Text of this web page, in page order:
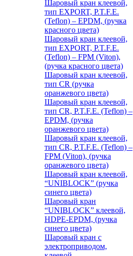
Шаровый кран клеевой,
тип EXPORT, P.T.F.E.
(Teflon) – EPDM, (ручка
красного цвета)
Шаровый кран клеевой,
тип EXPORT, P.T.F.E.
(Teflon) – FPM (Viton),
(ручка красного цвета)
Шаровый кран клеевой,
тип CR (ручка
оранжевого цвета)
Шаровый кран клеевой,
тип CR, P.T.F.E. (Teflon) –
EPDM, (ручка
оранжевого цвета)
Шаровый кран клеевой,
тип CR, P.T.F.E. (Teflon) –
FPM (Viton), (ручка
оранжевого цвета)
Шаровый кран клеевой,
“UNIBLOCK” (ручка
синего цвета)
Шаровый кран
“UNIBLOCK” клеевой,
HDPE-EPDM, (ручка
синего цвета)
Шаровый кран с
электроприводом,